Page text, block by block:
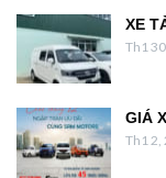
XE
Th1
GIÁ
Th1 2,